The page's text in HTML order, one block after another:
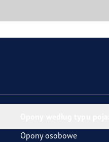
Opony osobowe